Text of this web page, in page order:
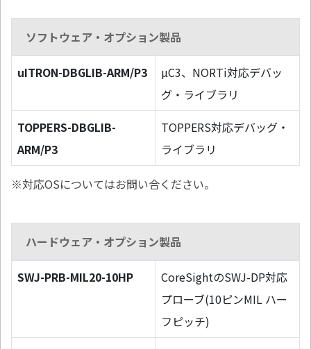
ソフトウェア・オプション製品
uITRON-DBGLIB-ARM/P3
µC3、NORTi対応デバッ
グ・ライブラリ
TOPPERS-DBGLIB-
ARM/P3
TOPPERS対応デバッグ・
ライブラリ
※対応OSについてはお問い合ください。
ハードウェア・オプション製品
SWJ-PRB-MIL20-10HP
CoreSightのSWJ-DP対応
プローブ(10ピンMIL ハー
フピッチ)